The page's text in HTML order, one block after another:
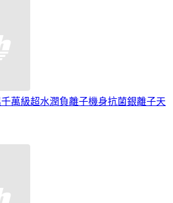
萬級超水潤負離子機身抗菌銀離子天